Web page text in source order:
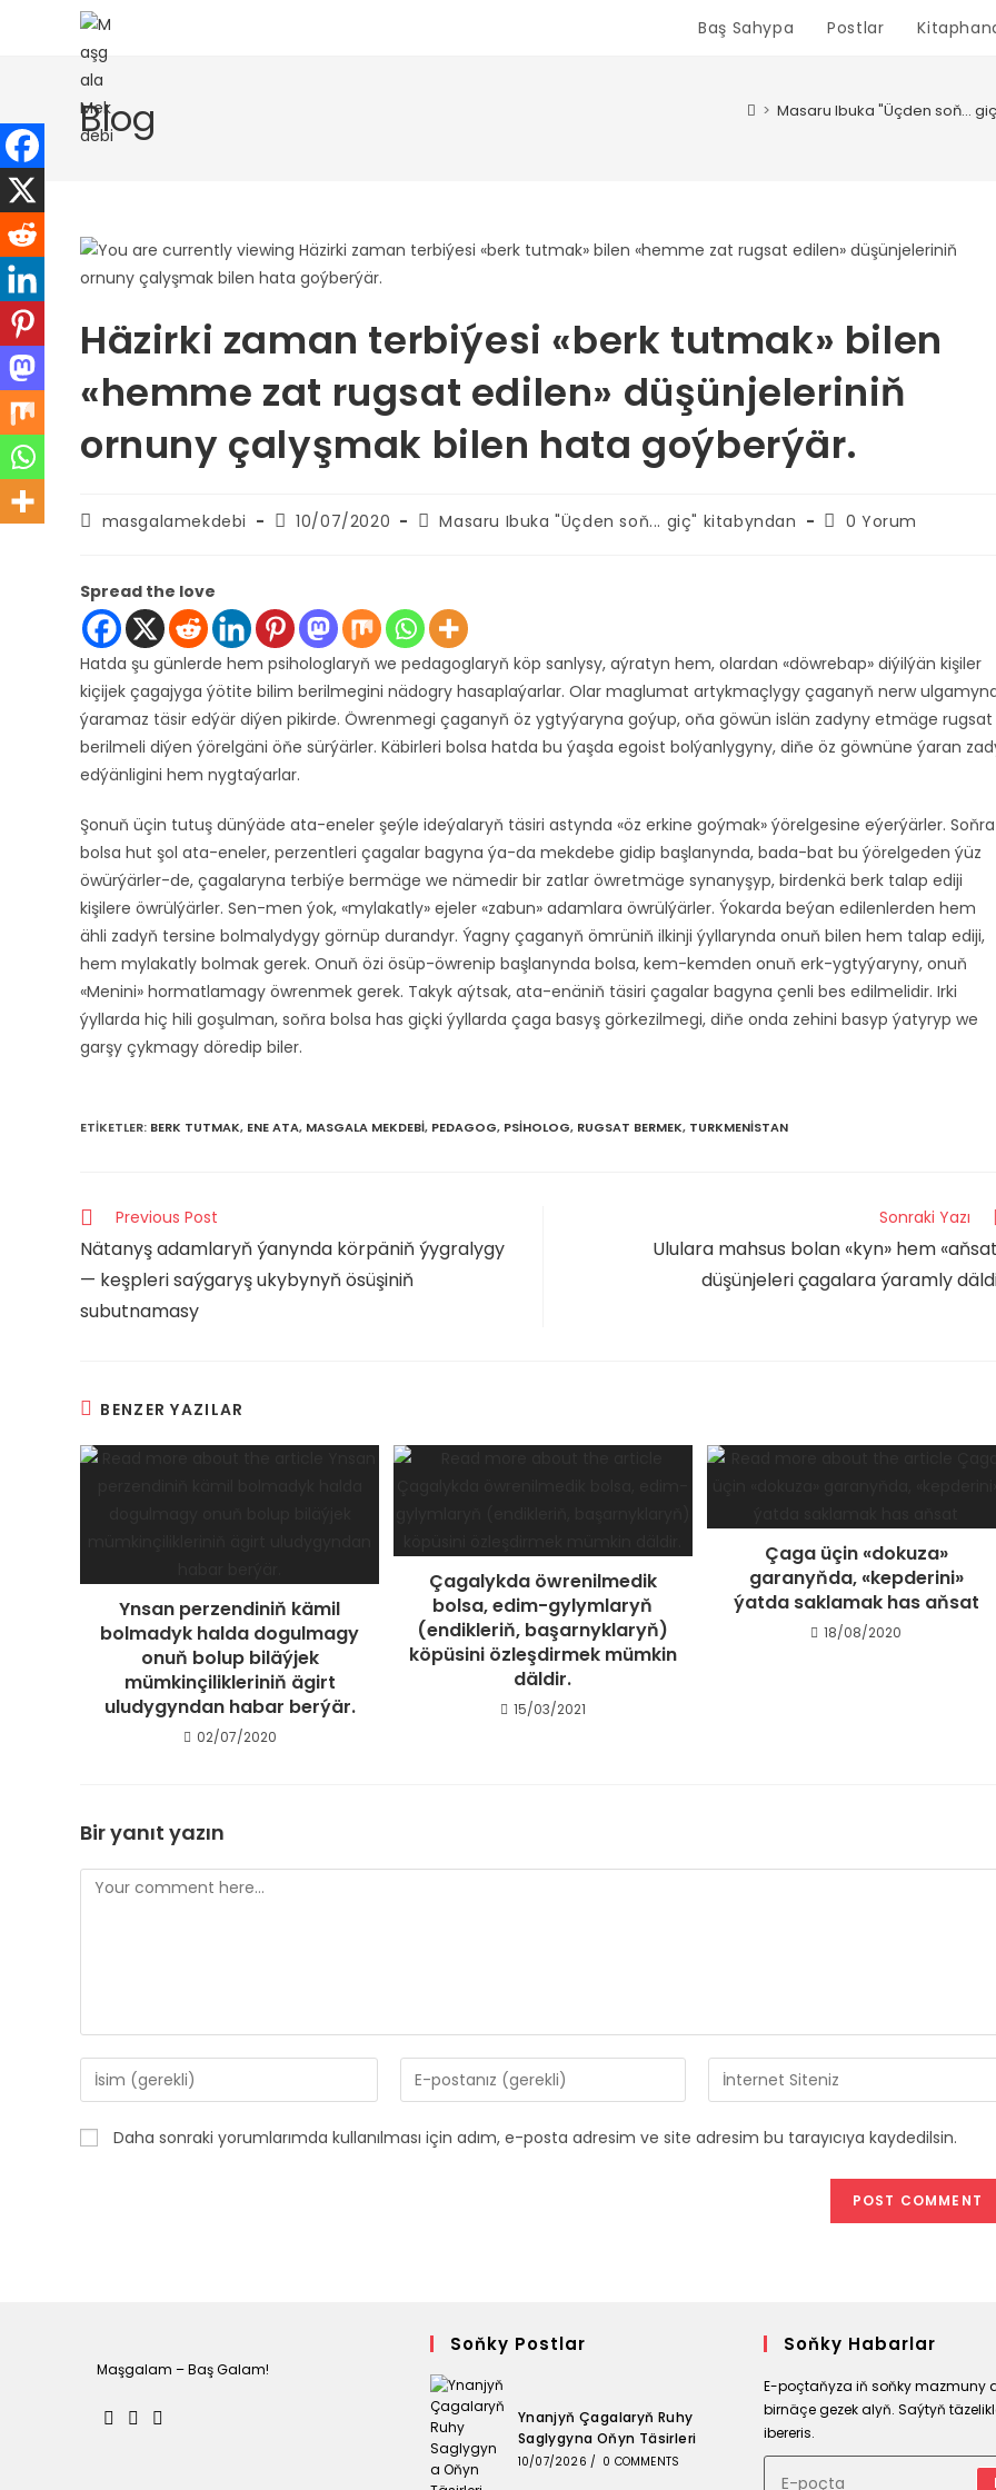
Baş Sahypa Postlar
Blog > Masaru Ibuka "Üçden soň...
Häzirki zaman terbiýesi «berk tutmak» bilen
«hemme zat rugsat edilen» düşünjeleriniň
ornuny çalyşmak bilen hata goýberýär.
Postmasgalamekdebi
Post10/07/2020
PostMasaru Ibuka "Üçden soň... giç" kitabyndan
Post0 Yorum
Spread the love
Hatda şu günlerde hem psihologlaryň we pedagoglaryň köp sanlysy, aýratyn hem, olardan «döwrebap» diýilýän kişiler
kiçijek çagajyga ýötite bilim berilmegini nädogry hasaplaýarlar. Olar maglumat artykmaçlygy çaganyň nerw
ýaramaz täsir edýär diýen pikirde. Öwrenmegi çaganyň öz ygtyýaryna goýup, oňa göwün islän zadyny etmäge rugsat
berilmeli diýen ýörelgäni öňe sürýärler. Käbirleri bolsa hatda bu ýaşda egoist bolýanlygyny, diňe öz göwnüne ýaran
edýänligini hem nygtaýarlar.
Şonuň üçin tutuş dünýäde ata-eneler şeýle ideýalaryň täsiri astynda «öz erkine goýmak» ýörelgesine eýerýärler. Soňra
bolsa hut şol ata-eneler, perzentleri çagalar bagyna ýa-da mekdebe gidip başlanynda, bada-bat bu ýörelgeden ýüz
öwürýärler-de, çagalaryna terbiýe bermäge we nämedir bir zatlar öwretmäge synanyşyp, birdenkä berk talap ediji
kişilere öwrülýärler. Sen-men ýok, «mylakatly» ejeler «zabun» adamlara öwrülýärler. Ýokarda beýan edilenlerden hem
ähli zadyň tersine bolmalydygy görnüp durandyr. Ýagny çaganyň ömrüniň ilkinji ýyllarynda onuň bilen hem talap ediji,
hem mylakatly bolmak gerek. Onuň özi ösüp-öwrenip başlanynda bolsa, kem-kemden onuň erk-ygtyýaryny, onuň
«Menini» hormatlamagy öwrenmek gerek. Takyk aýtsak, ata-enäniň täsiri çagalar bagyna çenli bes edilmelidir. Irki
ýyllarda hiç hili goşulman, soňra bolsa has giçki ýyllarda çaga basyş görkezilmegi, diňe onda zehini basyp ýatyryp we
garşy çykmagy döredip biler.
ETIKETLER: BERK TUTMAK, ENE ATA, MASGALA MEKDEBI, PEDAGOG, PSIHOLOG, RUGSAT BERMEK, TURKMENISTAN
Read
more
articles
Previous Post
Nätanyş adamlaryň ýanynda körpäniň ýygralygy
— keşpleri saýgaryş ukybynyň ösüşiniň
subutnamasy
Sonraki Yazı
Ululara mahsus bolan «kyn» hem
düşünjeleri çagalara ýaramly
BENZER YAZILAR
Ynsan perzendiniň kämil
bolmadyk halda dogulmagy
onuň bolup biläýjek
mümkinçilikleriniň ägirt
uludygyndan habar berýär.
02/07/2020
Çagalykda öwrenilmedik
bolsa, edim-gylymlaryň
(endikleriň, başarnyklaryň)
köpüsini özleşdirmek mümkin
däldir.
15/03/2021
Çaga üçin «dokuza»
garanyňda, «kepderini»
ýatda saklamak has aňsat
18/08/2020
Bir yanıt yazın
Comment
Enter
your
name
or
Enter
your
email
address
Enter
your
website
Daha sonraki yorumlarımda kullanılması için adım, e-posta adresim ve site adresim bu tarayıcıya kaydedilsin.
Maşgalam – Baş Galam!
Soňky Postlar
Ynanjyň Çagalaryň Ruhy
Saglygyna Oňyn Täsirleri
10/07/2026 / 0 COMMENTS
Soňky Habarlar
E-poçtaňyza iň soňky mazmuny
birnäçe gezek alyň. Saýtyň
ibereris.